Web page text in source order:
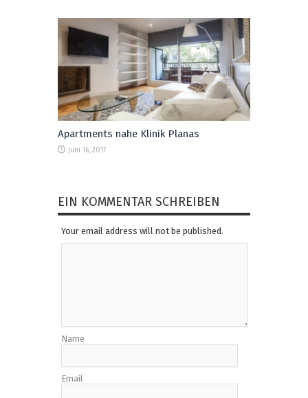
Apartments nahe Klinik Planas
Juni 16, 2017
EIN KOMMENTAR SCHREIBEN
Your email address will not be published.
Name
Email